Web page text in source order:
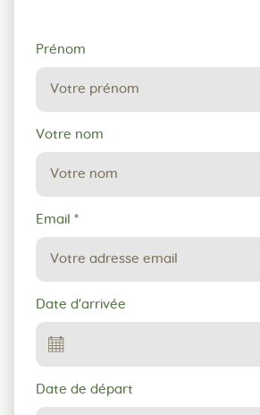
Demande
de
réservation
Prénom
Votre nom
Email *
Date d'arrivée
Date de départ